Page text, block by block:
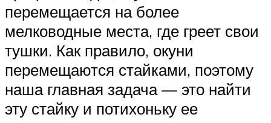
перемещается на более
мелководные места, где греет свои
тушки. Как правило, окуни
перемещаются стайками, поэтому
наша главная задача — это найти
эту стайку и потихоньку ее